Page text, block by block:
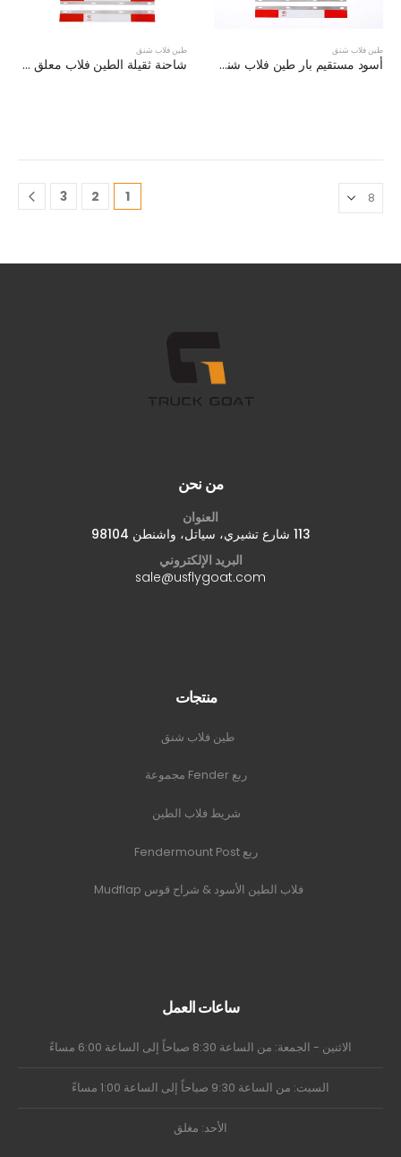
طين فلاب شنق
أسود مستقيم بار طين فلاب شنق قوس كيت XKJ-MFH-SBK
طين فلاب شنق
شاحنة ثقيلة الطين فلاب معلق قوس مجموعة XKJ-MFH-S3C
1
2
3
من نحن
العنوان
113 شارع تشيري، سياتل، واشنطن 98104
البريد الإلكتروني
sale@usflygoat.com
منتجات
طين فلاب شنق
ربع Fender مجموعة
شريط فلاب الطين
ربع Fendermount Post
فلاب الطين الأسود & شراح قوس Mudflap
ساعات العمل
الاثنين - الجمعة: من الساعة 8:30 صباحاً إلى الساعة 6:00 مساءً
السبت: من الساعة 9:30 صباحاً إلى الساعة 1:00 مساءً
الأحد: مغلق